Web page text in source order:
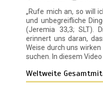
„Rufe mich an, so will
und unbegreifliche
(Jeremia 33,3; SLT).
erinnert uns daran,
Weise durch uns
suchen. In diesem Video
Weltweite